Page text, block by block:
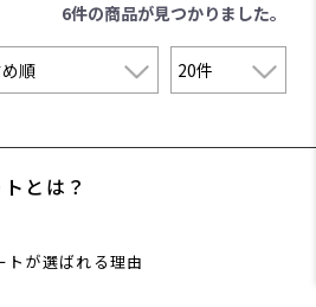
6件の商品が見つかりました。
とは？
トが選ばれる理由